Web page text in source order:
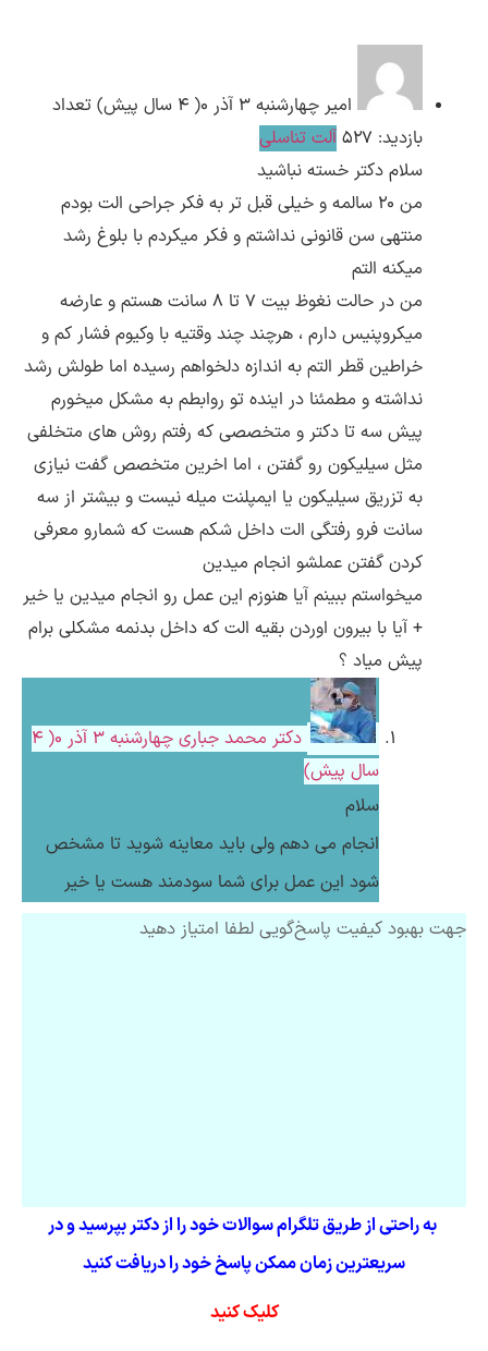
امیر چهارشنبه ۳ آذر ۰( 4 سال پیش)
تعداد
بازدید: 527
آلت تناسلی
سلام دکتر خسته نباشید
من 20 سالمه و خیلی قبل تر به فکر جراحی الت بودم
منتهی سن قانونی نداشتم و فکر میکردم با بلوغ رشد
میکنه التم
من در حالت نغوظ بیت 7 تا 8 سانت هستم و عارضه
میکروپنیس دارم ، هرچند چند وقتیه با وکیوم فشار کم و
خراطین قطر التم به اندازه دلخواهم رسیده اما طولش رشد
نداشته و مطمئنا در اینده تو روابطم به مشکل میخورم
پیش سه تا دکتر و متخصصی که رفتم روش های متخلفی
مثل سیلیکون رو گفتن ، اما اخرین متخصص گفت نیازی
به تزریق سیلیکون یا ایمپلنت میله نیست و بیشتر از سه
سانت فرو رفتگی الت داخل شکم هست که شمارو معرفی
کردن گفتن عملشو انجام میدین
میخواستم ببینم آیا هنوزم این عمل رو انجام میدین یا خیر
+ آیا با بیرون اوردن بقیه الت که داخل بدنمه مشکلی برام
پیش میاد ؟
دکتر محمد جباری
چهارشنبه ۳ آذر ۰( 4
سال پیش)
سلام
انجام می دهم ولی باید معاینه شوید تا مشخص
شود این عمل برای شما سودمند هست یا خیر
جهت بهبود کیفیت پاسخ‌گویی لطفا امتیاز دهید
به راحتی از طریق تلگرام سوالات خود را از دکتر بپرسید و در
سریعترین زمان ممکن پاسخ خود را دریافت کنید
کلیک کنید